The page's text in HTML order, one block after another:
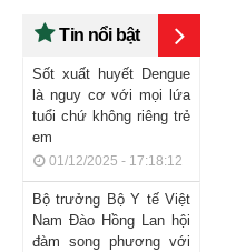
Tin nổi bật
Sốt xuất huyết Dengue
là nguy cơ với mọi lứa
tuổi chứ không riêng trẻ
em
01/12/2025 - 17:18:12
Bộ trưởng Bộ Y tế Việt
Nam Đào Hồng Lan hội
đàm song phương với